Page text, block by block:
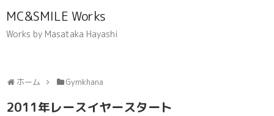
MC&SMILE Works
Works by Masataka Hayashi
ホーム Gymkhana
2011年レースイヤースタート